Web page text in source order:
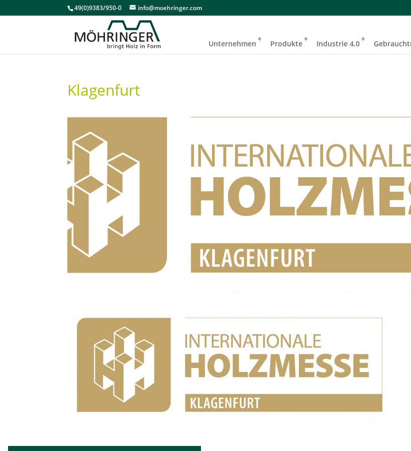
49(0)9383/950-0 info@moehringer.com
Unternehmen Produkte Industrie 4.0
Klagenfurt